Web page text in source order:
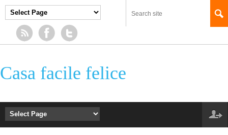
Casa facile felice